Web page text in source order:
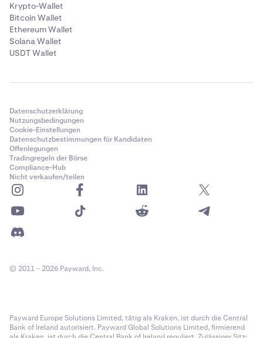
Krypto-Wallet
Bitcoin Wallet
Ethereum Wallet
Solana Wallet
USDT Wallet
Datenschutzerklärung
Nutzungsbedingungen
Cookie-Einstellungen
Datenschutzbestimmungen für Kandidaten
Offenlegungen
Tradingregeln der Börse
Compliance-Hub
Nicht verkaufen/teilen
© 2011 – 2026 Payward, Inc.
Payward Europe Solutions Limited, tätig als Kraken, ist durch die Central
Bank of Ireland autorisiert. Payward Global Solutions Limited, firmierend